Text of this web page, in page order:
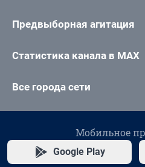
Предвыборная агитация
Статистика канала в MAX
Все города сети
Мобильное
Google Play